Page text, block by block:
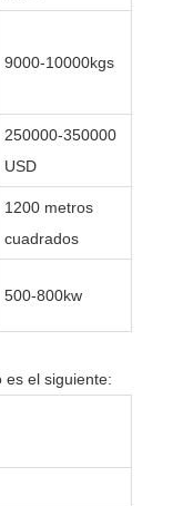
9000-10000kgs
250000-350000
USD
1200 metros
cuadrados
500-800kw
es el siguiente: